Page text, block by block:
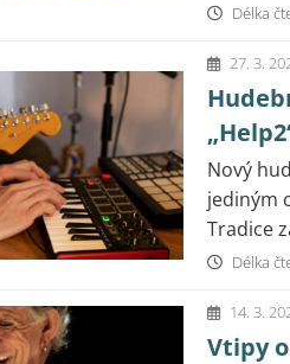
Délka
27. 3.
Nový
jediným
Tradice
Délka
14. 3.
Vtipy